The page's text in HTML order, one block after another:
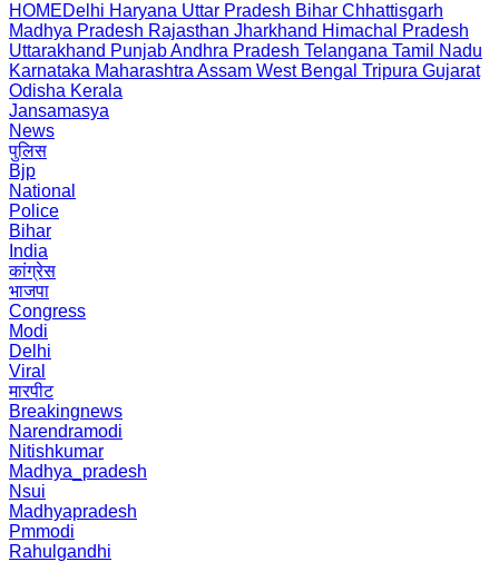
HOMEDelhi Haryana Uttar Pradesh Bihar Chhattisgarh
Madhya Pradesh Rajasthan Jharkhand Himachal Pradesh
Uttarakhand PunjabAndhra Pradesh Telangana Tamil Nadu
Karnataka Maharashtra Assam West Bengal Tripura Gujarat
Odisha Kerala
Jansamasya
News
पुलिस
Bjp
National
Police
Bihar
India
कांग्रेस
भाजपा
Congress
Modi
Delhi
Viral
मारपीट
Breakingnews
Narendramodi
Nitishkumar
Madhya_pradesh
Nsui
Madhyapradesh
Pmmodi
Rahulgandhi